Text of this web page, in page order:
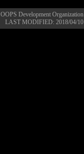
OOPS Development Organization
LAST MODIFIED: 2018/04/10